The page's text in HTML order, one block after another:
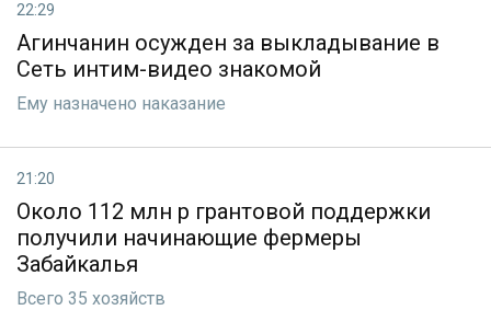
22:29
Агинчанин осужден за выкладывание в
Сеть интим-видео знакомой
Ему назначено наказание
21:20
Около 112 млн р грантовой поддержки
получили начинающие фермеры
Забайкалья
Всего 35 хозяйств